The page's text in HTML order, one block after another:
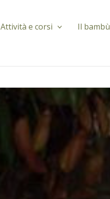
Attività e corsi Il bambù